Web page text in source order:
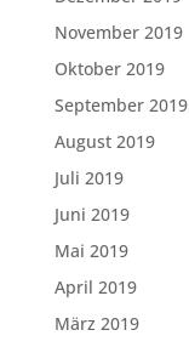
November 2019
Oktober 2019
September 2019
August 2019
Juli 2019
Juni 2019
Mai 2019
April 2019
März 2019